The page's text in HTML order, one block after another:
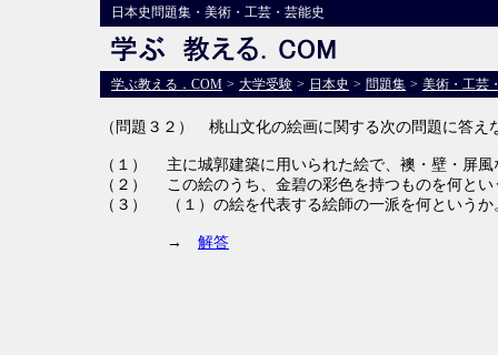
日本史問題集・美術・工芸・芸能史
学ぶ教える．COM > 大学受験 > 日本史 > 問題集 > 美術・工芸
（問題３２） 桃山文化の絵画に関する次の問題に答え
（１）
主に城郭建築に用いられた絵で、襖・壁・屏
（２）
この絵のうち、金碧の彩色を持つものを何とい
（３）
（１）の絵を代表する絵師の一派を何というか
→ 解答